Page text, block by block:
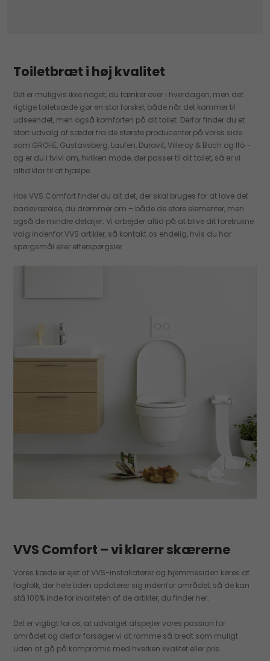
Toiletbræt i høj kvalitet
Det er muligvis ikke noget, du tænker over i hverdagen, men det
rigtige toiletsæde gør en stor forskel, både når det kommer til
udseendet, men også komforten på dit toilet. Derfor finder du et
stort udvalg af sæder fra de største producenter på vores side
som GROHE, Gustavsberg, Laufen, Duravit, Villeroy & Boch og Ifö –
og er du i tvivl om, hvilken mode, der passer til dit toilet, så er vi
altid klar til at hjælpe.
Hos VVS Comfort finder du alt det, der skal bruges for at lave det
badeværelse, du drømmer om – både de store elementer, men
også de mindre detaljer. Vi arbejder altid på at blive dit foretrukne
valg indenfor VVS artikler, så kontakt os endelig, hvis du har
spørgsmål eller efterspørgsler.
VVS Comfort – vi klarer skærerne
Vores kæde er ejet af VVS-installatører og hjemmesiden køres af
fagfolk, der hele tiden opdaterer sig indenfor området, så de kan
stå 100% inde for kvaliteten af de artikler, du finder her.
Det er vigtigt for os, at udvalget afspejler vores passion for
området og derfor forsøger vi at ramme så bredt som muligt
uden at gå på kompromis med hverken kvalitet eller pris.